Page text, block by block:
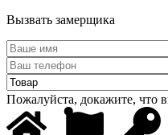
Вызвать замерщика
Пожалуйста, докажите, что